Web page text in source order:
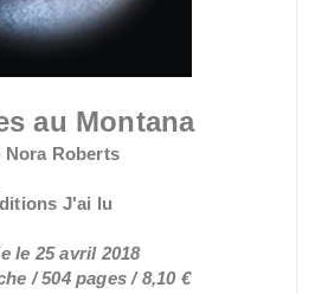
au Montana
Nora Roberts
J'ai lu
le 25 avril 2018
/ 504 pages / 8,10 €